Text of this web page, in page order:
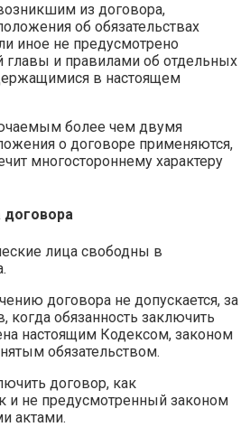
из договора,
об обязательствах
иное не предусмотрено
главы и правилами об отдельных
в настоящем
более чем двумя
о договоре применяются,
многостороннему характеру
договора
лица свободны в
договора не допускается, за
когда обязанность заключить
настоящим Кодексом, законом
обязательством.
договор, как
и не предусмотренный законом
актами.